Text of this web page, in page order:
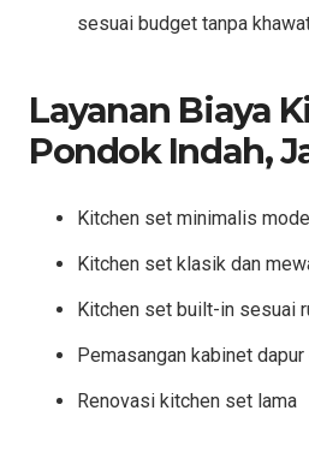
sesuai budget tanpa
Layanan Biaya
Pondok Indah,
Kitchen set minimalis
Kitchen set klasik dan
Kitchen set built-in sesuai
Pemasangan kabinet
Renovasi kitchen set lama